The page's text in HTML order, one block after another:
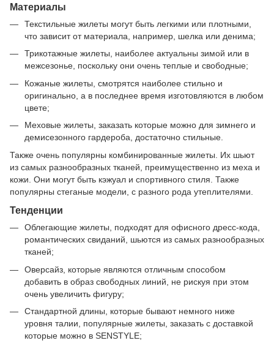
Материалы
Текстильные жилеты могут быть легкими или плотными,
что зависит от материала, например, шелка или денима;
Трикотажные жилеты, наиболее актуальны зимой или в
межсезонье, поскольку они очень теплые и свободные;
Кожаные жилеты, смотрятся наиболее стильно и
оригинально, а в последнее время изготовляются в любом
цвете;
Меховые жилеты, заказать которые можно для зимнего и
демисезонного гардероба, достаточно стильные.
Также очень популярны комбинированные жилеты. Их шьют
из самых разнообразных тканей, преимущественно из меха и
кожи. Они могут быть кэжуал и спортивного стиля. Также
популярны стеганые модели, с разного рода утеплителями.
Тенденции
Облегающие жилеты, подходят для офисного дресс-кода,
романтических свиданий, шьются из самых разнообразных
тканей;
Оверсайз, которые являются отличным способом
добавить в образ свободных линий, не рискуя при этом
очень увеличить фигуру;
Стандартной длины, которые бывают немного ниже
уровня талии, популярные жилеты, заказать с доставкой
которые можно в SENSTYLE;